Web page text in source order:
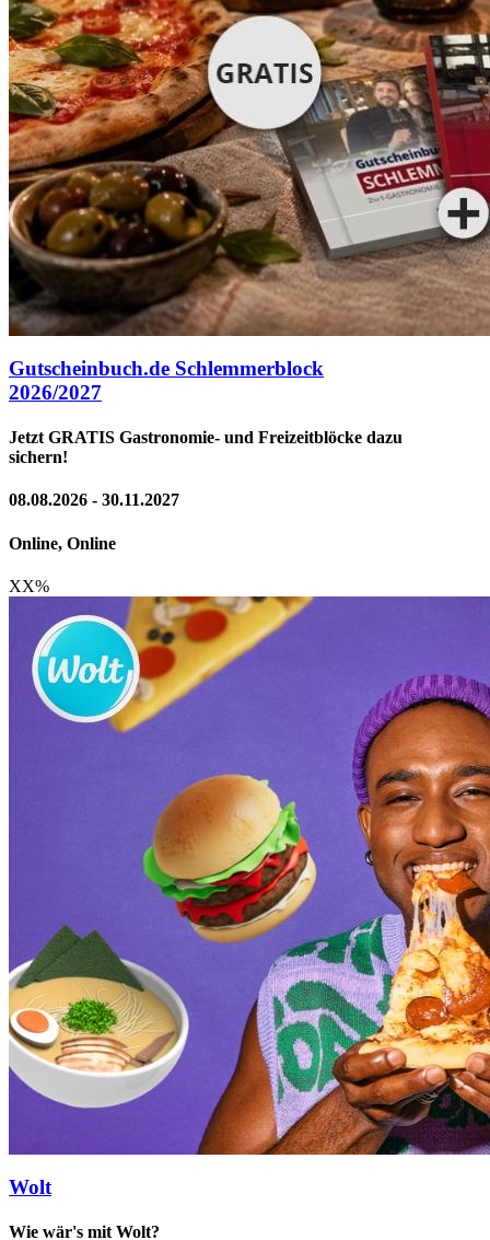
Gutscheinbuch.de Schlemmerblock
2026/2027
Jetzt GRATIS Gastronomie- und Freizeitblöcke dazu
sichern!
08.08.2026 - 30.11.2027
Online, Online
XX%
Wolt
Wie wär's mit Wolt?